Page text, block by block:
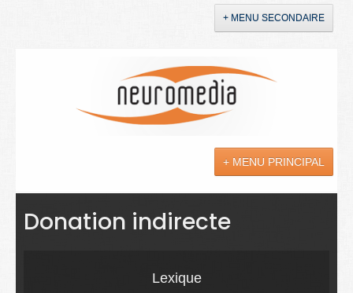
+ MENU SECONDAIRE
+ MENU PRINCIPAL
Actualités
Donation indirecte
Lexique